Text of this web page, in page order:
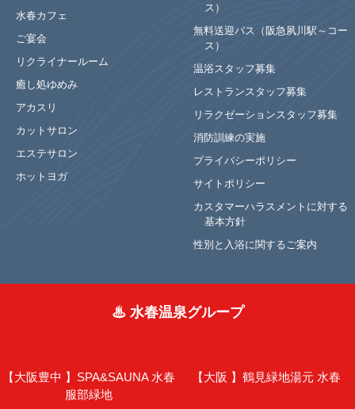
水春カフェ
ご宴会
リクライナールーム
癒し処ゆめみ
アカスリ
カットサロン
エステサロン
ホットヨガ
ス）
無料送迎バス（阪急夙川駅～コー
ス）
温浴スタッフ募集
レストランスタッフ募集
リラクゼーションスタッフ募集
消防訓練の実施
プライバシーポリシー
サイトポリシー
カスタマーハラスメントに対する
基本方針
性別と入浴に関するご案内
♨ 水春温泉グループ
【大阪豊中 】 SPA&SAUNA 水春
服部緑地
【大阪 】 鶴見緑地湯元 水春